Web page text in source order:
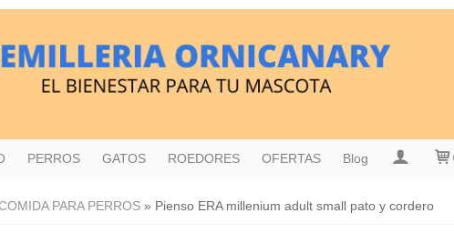
PERROS GATOS ROEDORES OFERTAS Blog
PARA PERROS» Pienso ERA millenium adult small pato y cordero